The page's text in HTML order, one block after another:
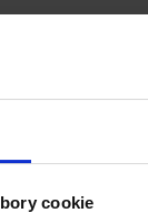
cookie